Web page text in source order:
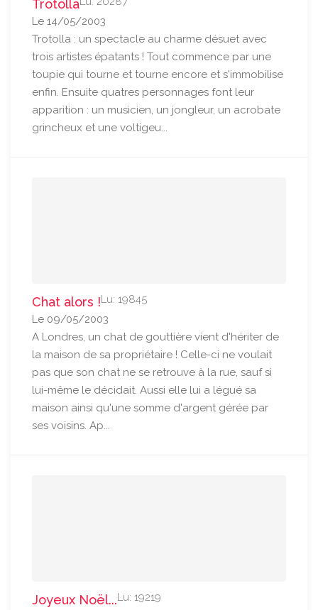
Trotolla
Le 14/05/2003
Trotolla : un spectacle au charme désuet avec
trois artistes épatants ! Tout commence par une
toupie qui tourne et tourne encore et s'immobilise
enfin. Ensuite quatres personnages font leur
apparition : un musicien, un jongleur, un acrobate
grincheux et une voltigeu...
Chat alors !Lu: 19845
Le 09/05/2003
A Londres, un chat de gouttière vient d'hériter de
la maison de sa propriétaire ! Celle-ci ne voulait
pas que son chat ne se retrouve à la rue, sauf si
lui-même le décidait. Aussi elle lui a légué sa
maison ainsi qu'une somme d'argent gérée par
ses voisins. Ap...
Joyeux Noël...Lu: 19219